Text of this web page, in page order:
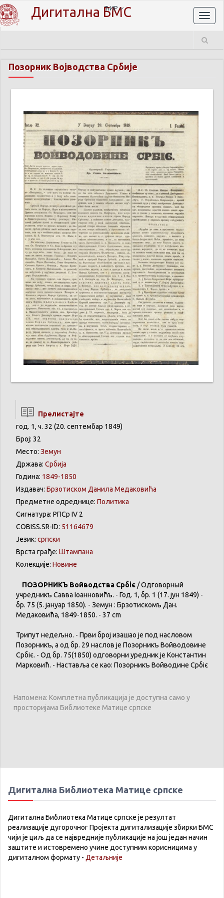
Дигитална БМС
ЋИР
Позорник Војводства Србије
Прелистајте
год. 1, ч. 32 (20. септембар 1849)
Број: 32
Место: Земун
Држава: Србија
Година: 1849-1850
Издавач: Брзотиском Данила Медаковића
Предметне одреднице: Политика
Сигнатура: РПСр IV 2
COBISS.SR-ID: 51164679
Језик: српски
Врста грађе: Штампана
Колекције: Новине
ПОЗОРНИКЪ Войводства Србіє / Одговорный
учредникъ Савва Іоанновићъ. - Год. 1, бр. 1 (17. јун 1849) -
бр. 75 (5. јануар 1850). - Земун : Брзотискомъ Дан.
Медаковића, 1849-1850. - 37 cm
Трипут недељно. - Први број изашао је под насловом
Позорникъ, а од бр. 29 наслов је Позорникъ Войводовине
Србіє. - Од бр. 75(1850) одговорни уредник је Константин
Марковић. - Наставља се као: Позорникъ Войводине Србіє
Напомена: Комплетна публикација је доступна само у
просторијама Библиотеке Матице српске
Дигитална Библиотека Матице српске
Дигитална Библиотека Матице српске је резултат
реализације дугорочног Пројекта дигитализације збирки БМС
чији је циљ да се највредније публикације на још један начин
заштите и истовремено учине доступним корисницима у
дигиталном формату - Детаљније